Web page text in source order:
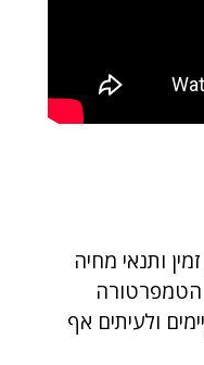
ותנאי מחיה
והטמפרטורה
ולעיתים אף